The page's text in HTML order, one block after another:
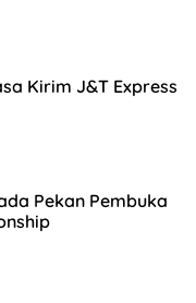
Kirim J&T Express
Pekan Pembuka